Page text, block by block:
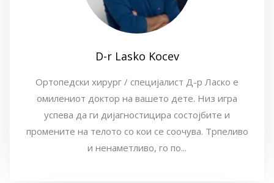
D-r Lasko Kocev
Ортопедски хирург / специјалист Д-р Ласко е
омилениот доктор на вашето дете. Низ игра
успева да ги дијагностицира состојбите и
промените на телото со кои се соочува. Трпеливо
и ненаметливо, го по...